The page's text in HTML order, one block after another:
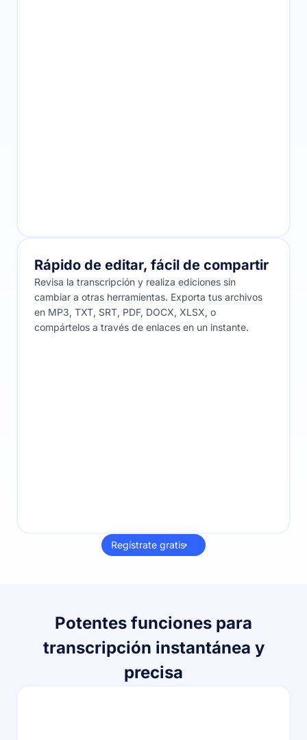
Rápido de editar, fácil de compartir
Revisa la transcripción y realiza ediciones sin
cambiar a otras herramientas. Exporta tus archivos
en MP3, TXT, SRT, PDF, DOCX, XLSX, o
compártelos a través de enlaces en un instante.
Regístrate gratis
Potentes funciones para
transcripción instantánea y
precisa